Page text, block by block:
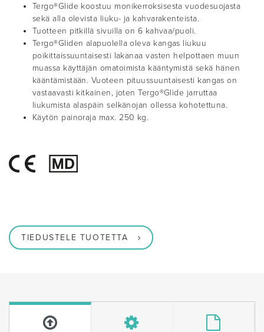
Tergo®Glide koostuu monikerroksisesta vuodesuojasta
sekä alla olevista liuku- ja kahvarakenteista.
Tuotteen pitkillä sivuilla on 6 kahvaa/puoli.
Tergo®Gliden alapuolella oleva kangas liukuu
poikittaissuuntaisesti lakanaa vasten helpottaen muun
muassa käyttäjän omatoimista kääntymistä sekä hänen
kääntämistään. Vuoteen pituussuuntaisesti kangas on
vastaavasti kitkainen, joten Tergo®Glide jarruttaa
liukumista alaspäin selkänojan ollessa kohotettuna.
Käytön painoraja max. 250 kg.
TIEDUSTELE TUOTETTA